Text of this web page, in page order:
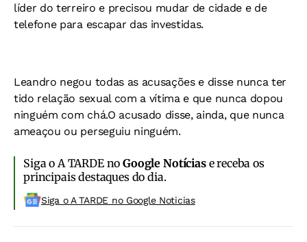
líder do terreiro e precisou mudar de cidade e de
telefone para escapar das investidas.
Leandro negou todas as acusações e disse nunca ter
tido relação sexual com a vítima e que nunca dopou
ninguém com chá.O acusado disse, ainda, que nunca
ameaçou ou perseguiu ninguém.
Siga o A TARDE noGoogle Notíciase receba os
principais destaques do dia.
Siga o A TARDE no Google Noticias